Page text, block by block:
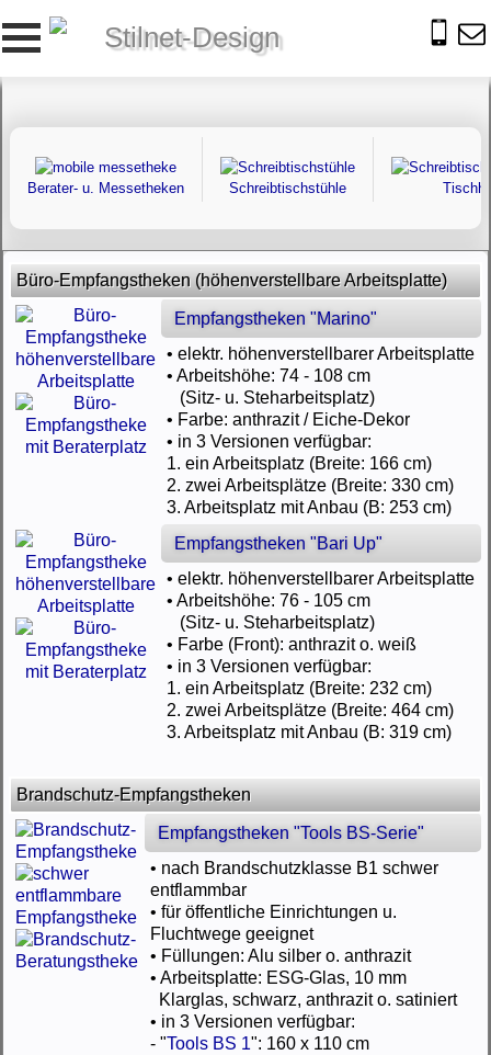
Stilnet-Design
Berater- u. Messetheken Schreibtischstühle
Büro-Empfangstheken (höhenverstellbare Arbeitsplatte)
Empfangstheken "Marino"
• elektr. höhenverstellbarer Arbeitsplatte
• Arbeitshöhe: 74 - 108 cm
(Sitz- u. Steharbeitsplatz)
• Farbe: anthrazit / Eiche-Dekor
• in 3 Versionen verfügbar:
1. ein Arbeitsplatz (Breite: 166 cm)
2. zwei Arbeitsplätze (Breite: 330 cm)
3. Arbeitsplatz mit Anbau (B: 253 cm)
Empfangstheken "Bari Up"
• elektr. höhenverstellbarer Arbeitsplatte
• Arbeitshöhe: 76 - 105 cm
(Sitz- u. Steharbeitsplatz)
• Farbe (Front): anthrazit o. weiß
• in 3 Versionen verfügbar:
1. ein Arbeitsplatz (Breite: 232 cm)
2. zwei Arbeitsplätze (Breite: 464 cm)
3. Arbeitsplatz mit Anbau (B: 319 cm)
Brandschutz-Empfangstheken
Empfangstheken "Tools BS-Serie"
• nach Brandschutzklasse B1 schwer
entflammbar
• für öffentliche Einrichtungen u.
Fluchtwege geeignet
• Füllungen: Alu silber o. anthrazit
• Arbeitsplatte: ESG-Glas, 10 mm
Klarglas, schwarz, anthrazit o. satiniert
• in 3 Versionen verfügbar:
- "Tools BS 1": 160 x 110 cm